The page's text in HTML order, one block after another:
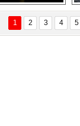
ÖZYANIK
Değişti?
Delta uçağına
yıldırım çarptı
1 2 3 4 5